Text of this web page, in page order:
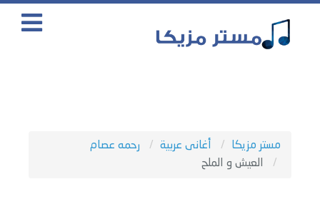
مستر مزيكا أغانى عربية
رحمه عصام
العيش و الملح